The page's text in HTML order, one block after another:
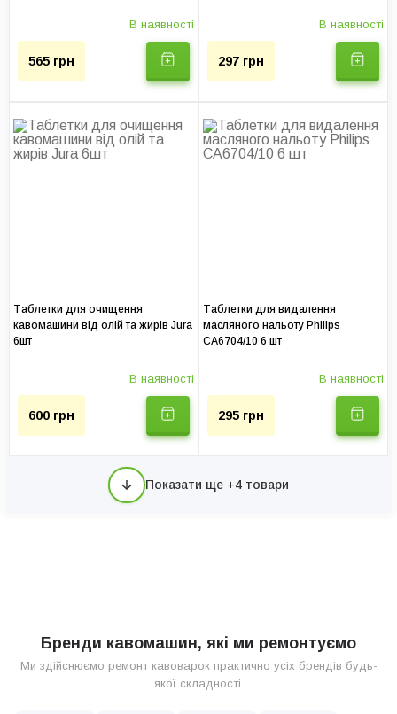
Гарантія на послуги, міс: до 12
В наявності
565 грн
В наявності
297 грн
Таблетки для очищення
кавомашини від олій та жирів Jura
6шт
В наявності
600 грн
Таблетки для видалення
масляного нальоту Philips
CA6704/10 6 шт
В наявності
295 грн
Показати ще +4 товари
Бренди кавомашин, які ми ремонтуємо
Ми здійснюємо ремонт кавоварок практично усіх брендів будь-
якої складності.